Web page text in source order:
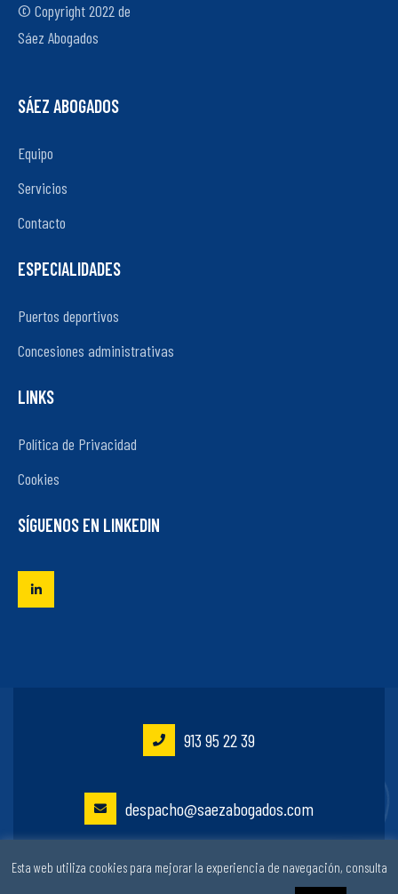
© Copyright 2022 de
Sáez Abogados
SÁEZ ABOGADOS
Equipo
Servicios
Contacto
ESPECIALIDADES
Puertos deportivos
Concesiones administrativas
LINKS
Política de Privacidad
Cookies
SÍGUENOS EN LINKEDIN
913 95 22 39
despacho@saezabogados.com
José de Abascal 53, 4º | Madrid
Esta web utiliza cookies para mejorar la experiencia de navegación, consulta